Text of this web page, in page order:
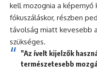
kell mozognia a
fókuszáláskor, részben
távolság miatt kevesebb
szükséges.
"Az ívelt kijelzők
természetesebb